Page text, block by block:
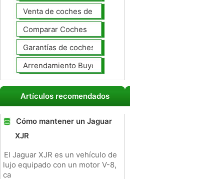
Venta de coches de lujo
Comparar Coches
Garantías de coches ampliado
Arrendamiento Buyout
Artículos recomendados
Cómo mantener un Jaguar
XJR
El Jaguar XJR es un vehículo de
lujo equipado con un motor V-8,
ca